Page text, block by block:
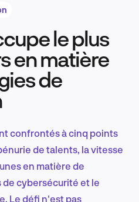
produit
sectorielles
EN
le plus
en matière
de
confrontés à cinq points
de talents, la vitesse
en matière de
de cybersécurité et le
Le défi n'est pas